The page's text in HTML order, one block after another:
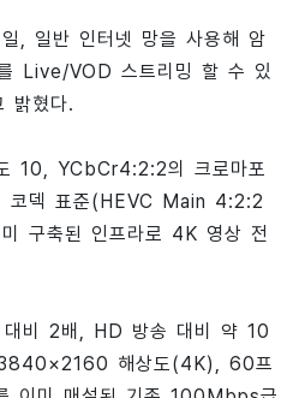
, 일반 인터넷 망을 사용해 암
Live/VOD 스트리밍 할 수 있
밝혔다.
10, YCbCr4:2:2의 크로마포
코덱 표준(HEVC Main 4:2:2
구축된 인프라로 4K 영상 전
비 2배, HD 방송 대비 약 10
3840×2160 해상도(4K), 60프